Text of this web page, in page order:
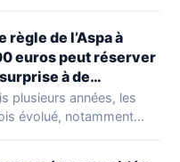
de l’Aspa à
euros peut réserver
à de
plusieurs années, les
évolué, notamment